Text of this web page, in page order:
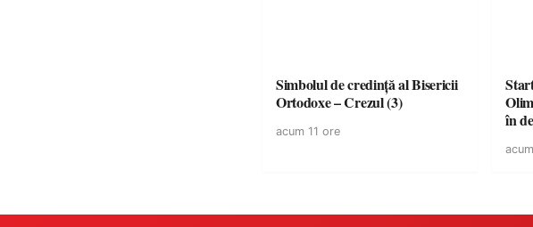
Simbolul de credinţă al Bisericii
Ortodoxe – Crezul (3)
acum 11 ore
în